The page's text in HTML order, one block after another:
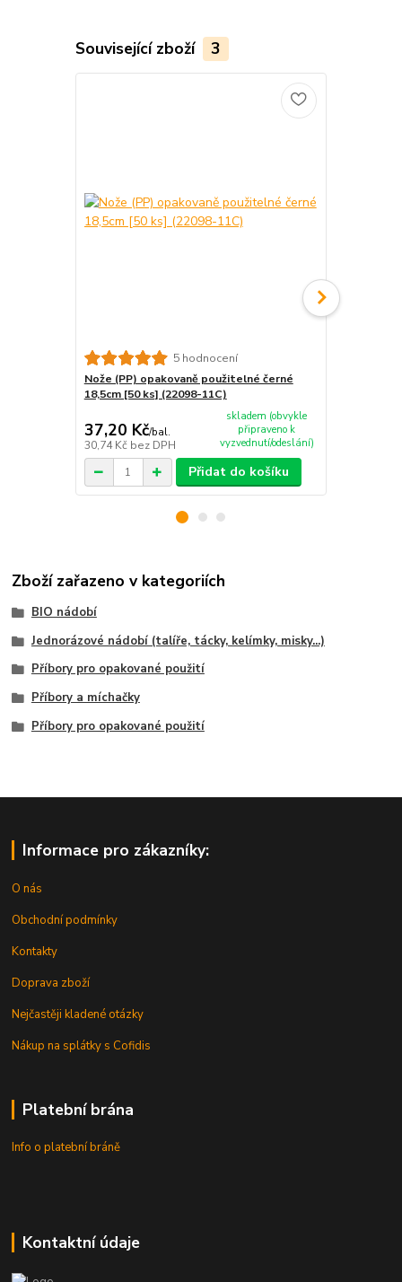
Související zboží 3
5 hodnocení
Nože (PP) opakovaně použitelné černé
18,5cm [50 ks] (22098-11C)
37,20 Kč/bal.
30,74 Kč bez DPH
skladem (obvykle
připraveno k
vyzvednutí/odeslání)
Přidat do košíku
Zboží zařazeno v kategoriích
BIO nádobí
Jednorázové nádobí (talíře, tácky, kelímky, misky...)
Příbory pro opakované použití
Příbory a míchačky
Příbory pro opakované použití
Informace pro zákazníky:
O nás
Obchodní podmínky
Kontakty
Doprava zboží
Nejčastěji kladené otázky
Nákup na splátky s Cofidis
Platební brána
Info o platební bráně
Kontaktní údaje